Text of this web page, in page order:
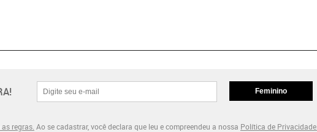
Feminino
regras. Ao se cadastrar, você declara que leu e compreendeu a nossa Política de Privacidade.